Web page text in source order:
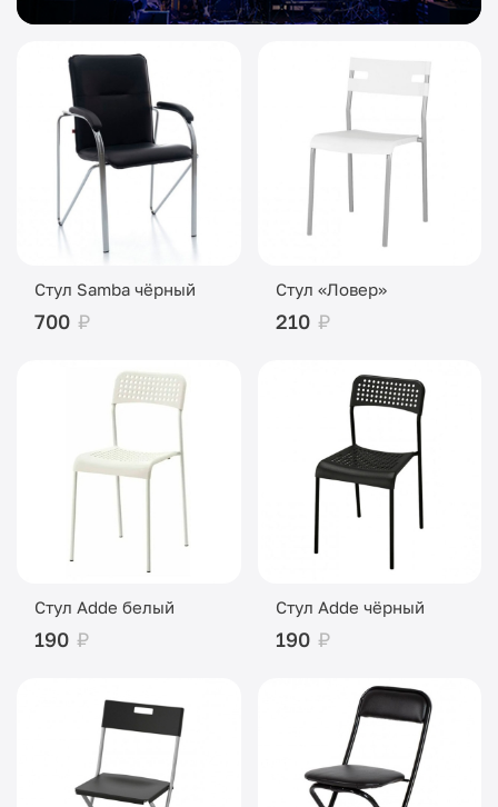
Стул Samba чёрный
700 ₽
Стул «Ловер»
210 ₽
Стул Adde белый
190 ₽
Стул Adde чёрный
190 ₽